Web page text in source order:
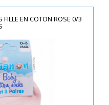
FILLE EN COTON ROSE 0/3